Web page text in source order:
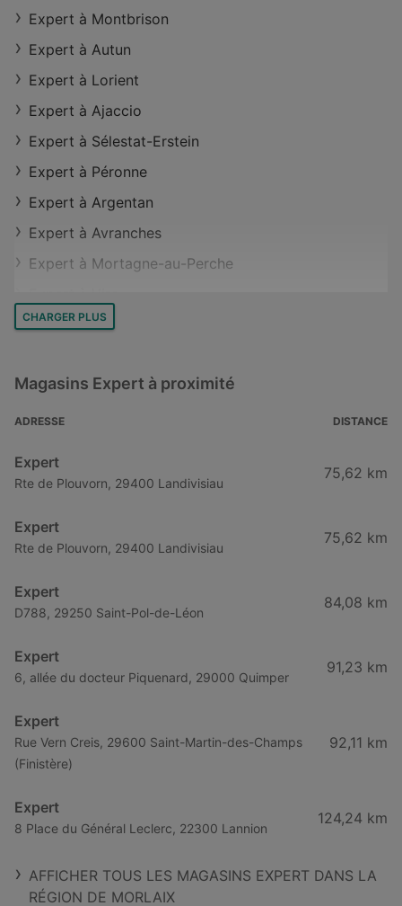
Magasins Expert à Mende
Magasins Expert à Riscle
Magasins Expert à Chemillé-en-Anjou
Magasins Expert à Villejuif
Magasins Expert à Saint-Nicolas-de-Redon
Expert à Montbrison
Expert à Autun
Expert à Lorient
Expert à Ajaccio
Expert à Sélestat-Erstein
Expert à Péronne
Expert à Argentan
Expert à Avranches
Expert à Mortagne-au-Perche
Expert à Bressuire
Expert à Marmande
Expert à Rochefort
Expert à Mirande
Expert à Le Mans
CHARGER PLUS
Magasins Expert à proximité
ADRESSE DISTANCE
Expert
Rte de Plouvorn, 29400 Landivisiau
75,62 km
Expert
Rte de Plouvorn, 29400 Landivisiau
75,62 km
Expert
D788, 29250 Saint-Pol-de-Léon
84,08 km
Expert
6, allée du docteur Piquenard, 29000 Quimper
91,23 km
Expert
Rue Vern Creis, 29600 Saint-Martin-des-Champs
(Finistère)
92,11 km
Expert
8 Place du Général Leclerc, 22300 Lannion
124,24 km
AFFICHER TOUS LES MAGASINS EXPERT DANS LA
RÉGION DE MORLAIX